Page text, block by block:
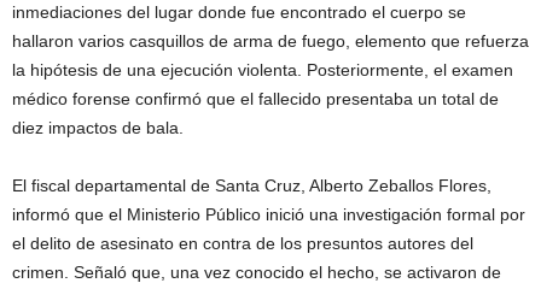
inmediaciones del lugar donde fue encontrado el cuerpo se
hallaron varios casquillos de arma de fuego, elemento que refuerza
la hipótesis de una ejecución violenta. Posteriormente, el examen
médico forense confirmó que el fallecido presentaba un total de
diez impactos de bala.
El fiscal departamental de Santa Cruz, Alberto Zeballos Flores,
informó que el Ministerio Público inició una investigación formal por
el delito de asesinato en contra de los presuntos autores del
crimen. Señaló que, una vez conocido el hecho, se activaron de